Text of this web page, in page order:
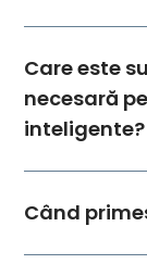
Care este
necesară
inteligente?
Când